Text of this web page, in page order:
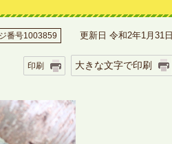
番号1003859 更新日 令和2年1月31日
印刷 大きな文字で印刷